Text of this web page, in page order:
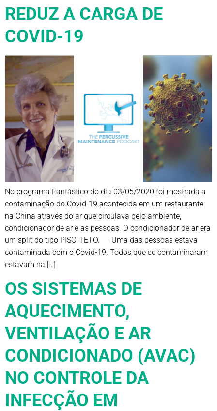
REDUZ A CARGA DE
COVID-19
No programa Fantástico do dia 03/05/2020 foi mostrada a
contaminação do Covid-19 acontecida em um restaurante
na China através do ar que circulava pelo ambiente,
condicionador de ar e as pessoas. O condicionador de ar era
um split do tipo PISO-TETO. Uma das pessoas estava
contaminada com o Covid-19. Todos que se contaminaram
estavam na […]
OS SISTEMAS DE
AQUECIMENTO,
VENTILAÇÃO E AR
CONDICIONADO (AVAC)
NO CONTROLE DA
INFECÇÃO EM